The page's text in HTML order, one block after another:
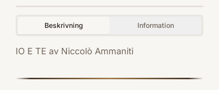
Beskrivning Information
IO E TE av Niccolò Ammaniti
9788806206802